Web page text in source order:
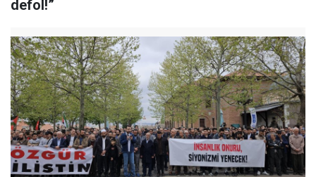
defol!”